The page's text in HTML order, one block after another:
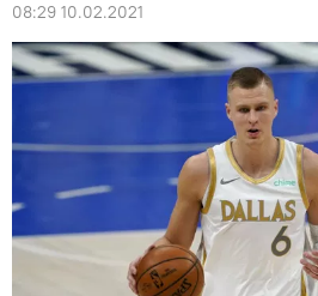
08:29 10.02.2021